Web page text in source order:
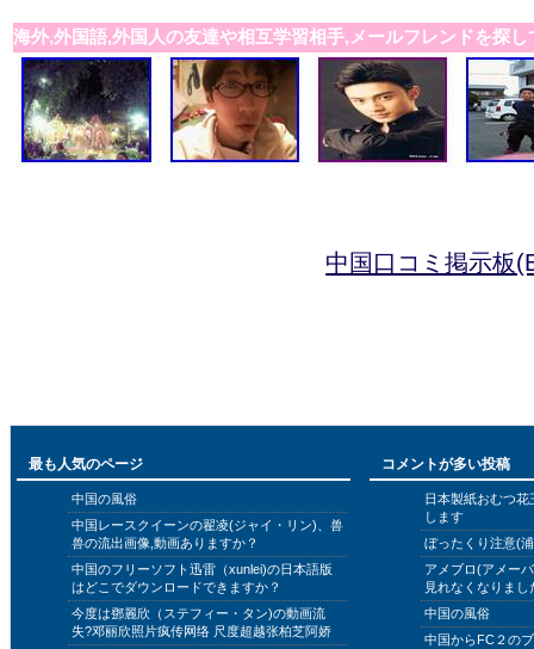
海外,外国語,外国人の友達や相互学習相手,メールフレンドを探し
中国口コミ掲示板
最も人気のページ
中国の風俗
中国レースクイーンの翟凌(ジャイ・リン)、兽
兽の流出画像,動画ありますか？
中国のフリーソフト迅雷（xunlei)の日本語版
はどこでダウンロードできますか？
今度は鄧麗欣（ステフィー・タン)の動画流
失?邓丽欣照片疯传网络 尺度超越张柏芝阿娇
コメントが多い投稿
日本製紙おむつ
します
ぼったくり注意(
アメブロ(アメー
見れなくなりまし
中国の風俗
中国からFC２の